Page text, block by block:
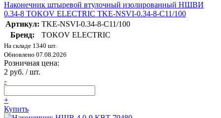
Наконечник штыревой втулочный изолированный НШВИ
0.34-8 TOKOV ELECTRIC TKE-NSVI-0.34-8-C11/100
Артикул: TKE-NSVI-0.34-8-C11/100
Бренд:
TOKOV ELECTRIC
На складе 1340 шт.
Обновлено 07.08.2026
Розничная цена:
2 руб. / шт.
-
+
Купить